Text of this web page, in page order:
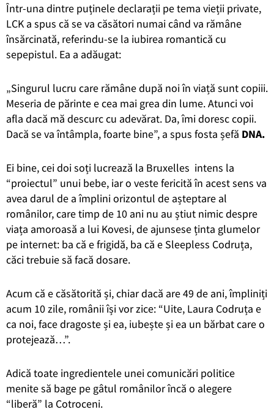
Într-una dintre puținele declarații pe tema vieții private,
LCK a spus că se va căsători numai când va rămâne
însărcinată, referindu-se la iubirea romantică cu
sepepistul. Ea a adăugat:
„Singurul lucru care rămâne după noi în viață sunt copiii.
Meseria de părinte e cea mai grea din lume. Atunci voi
afla dacă mă descurc cu adevărat. Da, îmi doresc copii.
Dacă se va întâmpla, foarte bine”, a spus fosta șefă DNA.
Ei bine, cei doi soți lucrează la Bruxelles intens la
“proiectul” unui bebe, iar o veste fericită în acest sens va
avea darul de a împlini orizontul de așteptare al
românilor, care timp de 10 ani nu au știut nimic despre
viața amoroasă a lui Kovesi, de ajunsese ținta glumelor
pe internet: ba că e frigidă, ba că e Sleepless Codruța,
căci trebuie să facă dosare.
Acum că e căsătorită și, chiar dacă are 49 de ani, împliniți
acum 10 zile, românii își vor zice: “Uite, Laura Codruța e
ca noi, face dragoste și ea, iubește și ea un bărbat care o
protejează…”.
Adică toate ingredientele unei comunicări politice
menite să bage pe gâtul românilor încă o alegere
“liberă” la Cotroceni.